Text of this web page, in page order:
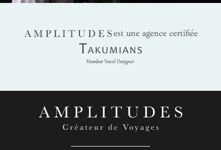
AMPLITUDES
est une agence certifiée
Takumians